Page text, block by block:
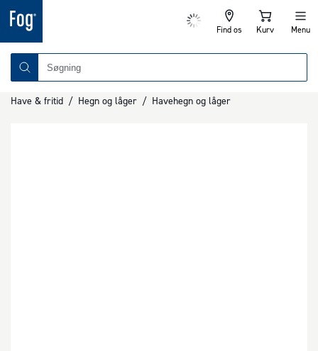
Find os Kurv Menu
Have & fritid / Hegn og låger / Havehegn og låger